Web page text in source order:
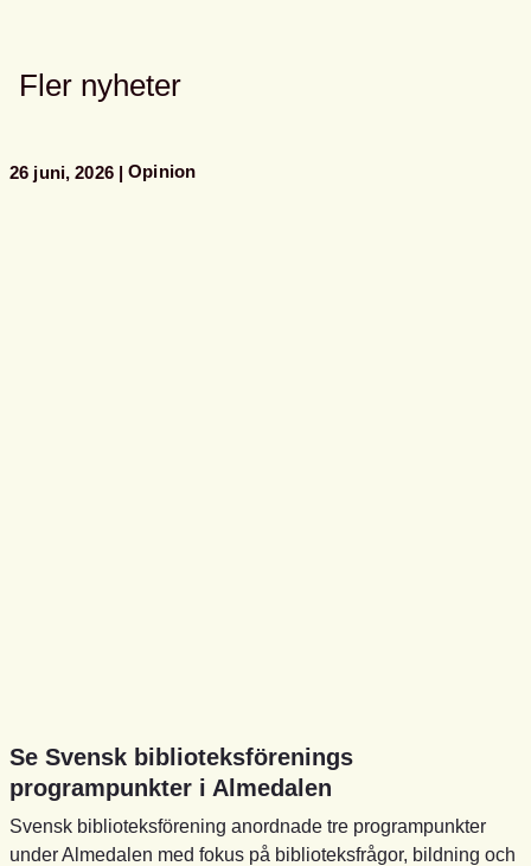
Fler nyheter
26 juni, 2026 Opinion
Se Svensk biblioteksförenings
programpunkter i Almedalen
Svensk biblioteksförening anordnade tre programpunkter
under Almedalen med fokus på biblioteksfrågor, bildning och